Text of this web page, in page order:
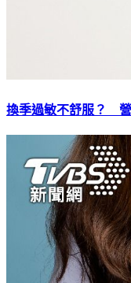
換季過敏不舒服？ 營